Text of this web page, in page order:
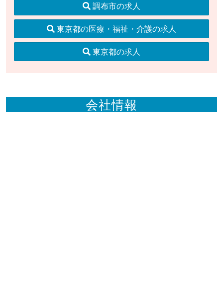
調布市の求人
東京都の医療・福祉・介護の求人
東京都の求人
会社情報